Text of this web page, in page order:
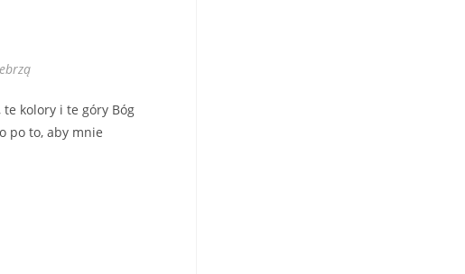
te kolory i te góry Bóg
po to, aby mnie